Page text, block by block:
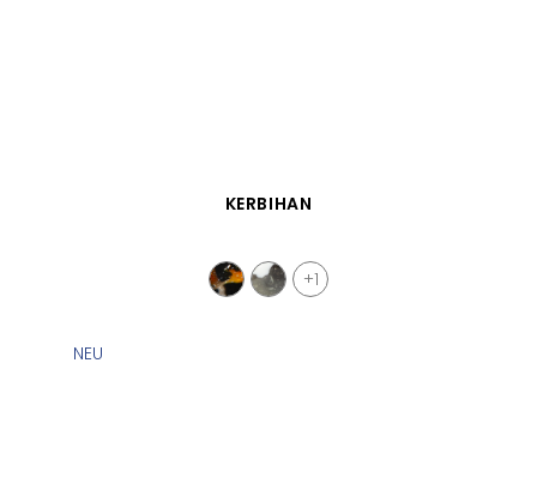
SCHNELLANSICHT
KERBIHAN
+1
NEU